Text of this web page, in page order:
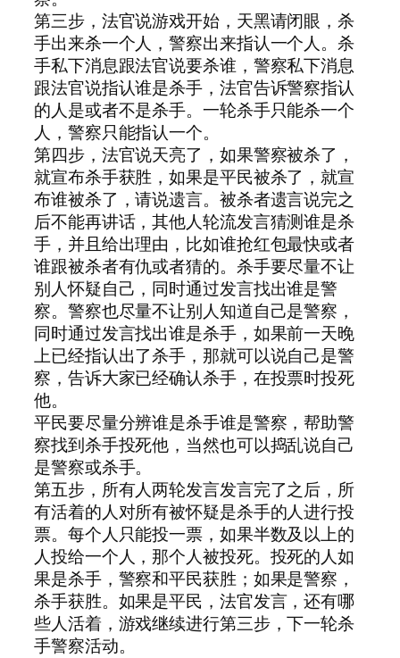
第三步，法官说游戏开始，天黑请闭眼，杀
手出来杀一个人，警察出来指认一个人。杀
手私下消息跟法官说要杀谁，警察私下消息
跟法官说指认谁是杀手，法官告诉警察指认
的人是或者不是杀手。一轮杀手只能杀一个
人，警察只能指认一个。
第四步，法官说天亮了，如果警察被杀了，
就宣布杀手获胜，如果是平民被杀了，就宣
布谁被杀了，请说遗言。被杀者遗言说完之
后不能再讲话，其他人轮流发言猜测谁是杀
手，并且给出理由，比如谁抢红包最快或者
谁跟被杀者有仇或者猜的。杀手要尽量不让
别人怀疑自己，同时通过发言找出谁是警
察。警察也尽量不让别人知道自己是警察，
同时通过发言找出谁是杀手，如果前一天晚
上已经指认出了杀手，那就可以说自己是警
察，告诉大家已经确认杀手，在投票时投死
他。
平民要尽量分辨谁是杀手谁是警察，帮助警
察找到杀手投死他，当然也可以捣乱说自己
是警察或杀手。
第五步，所有人两轮发言发言完了之后，所
有活着的人对所有被怀疑是杀手的人进行投
票。每个人只能投一票，如果半数及以上的
人投给一个人，那个人被投死。投死的人如
果是杀手，警察和平民获胜；如果是警察，
杀手获胜。如果是平民，法官发言，还有哪
些人活着，游戏继续进行第三步，下一轮杀
手警察活动。